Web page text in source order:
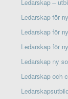
Ledarskap –
Ledarskap för
Ledarskap för
Ledarskap för
Ledarskap ny
Ledarskap och